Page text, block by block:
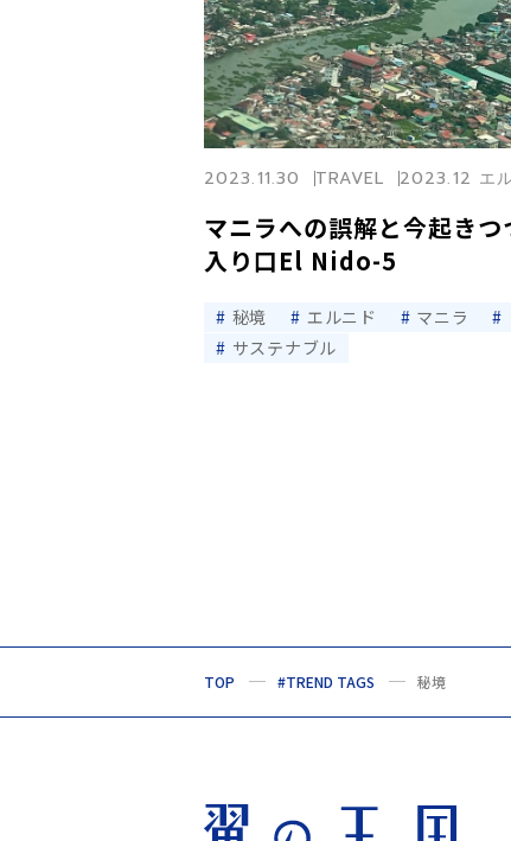
マニラへの誤解と今起き
入り口El Nido-5
2023.11.30 TRAVEL 2023.12 エ
秘境 エルニド マニラ
サステナブル
TOP #TREND TAGS 秘境